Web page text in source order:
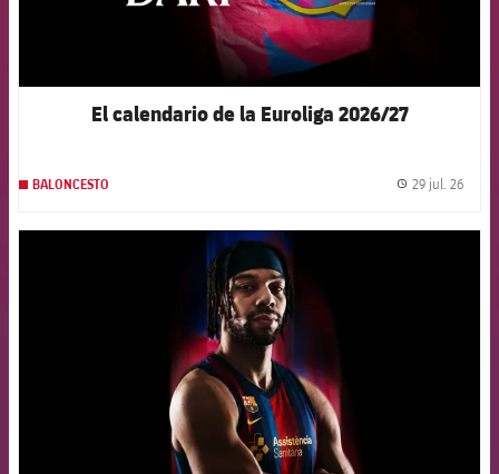
El calendario de la Euroliga 2026/27
BALONCESTO 29 jul. 26
FCB Barcelona badge